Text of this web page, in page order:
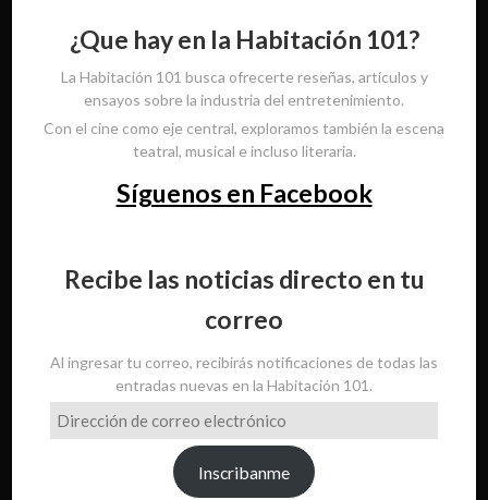
¿Que hay en la Habitación 101?
La Habitación 101 busca ofrecerte reseñas, artículos y
ensayos sobre la industria del entretenimiento.
Con el cine como eje central, exploramos también la escena
teatral, musical e incluso literaria.
Síguenos en Facebook
Recibe las noticias directo en tu
correo
Al ingresar tu correo, recibirás notificaciones de todas las
entradas nuevas en la Habitación 101.
Dirección
de
Inscribanme